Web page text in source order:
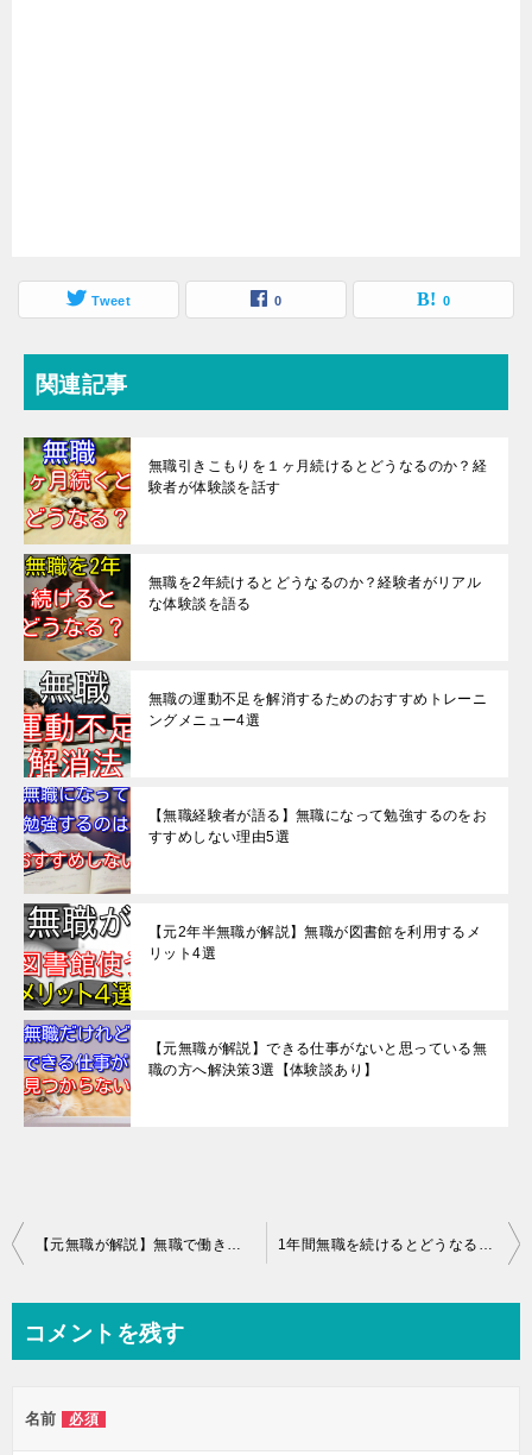
Tweet 0 0
関連記事
無職引きこもりを１ヶ月続けるとどうなるのか？経
験者が体験談を話す
無職を2年続けるとどうなるのか？経験者がリアル
な体験談を語る
無職の運動不足を解消するためのおすすめトレーニ
ングメニュー4選
【無職経験者が語る】無職になって勉強するのをお
すすめしない理由5選
【元2年半無職が解説】無職が図書館を利用するメ
リット4選
【元無職が解説】できる仕事がないと思っている無
職の方へ解決策3選【体験談あり】
投
ビ
ー
【元無職が解説】無職で働きたくない人へ具体的なアドバイスをする 1年間無職を続けるとどうなるのか？無職経験者がリアルな体験談を話す
コメントを残す
名前 必須